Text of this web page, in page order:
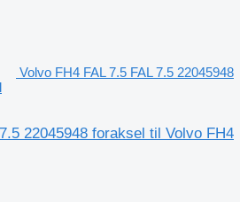
Volvo FH4 FAL 7.5 FAL 7.5 22045948
22045948 foraksel til Volvo FH4